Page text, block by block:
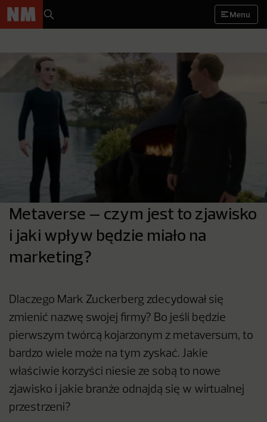
Menu
Metaverse – czym jest to zjawisko
i jaki wpływ będzie miało na
marketing?
Dlaczego Mark Zuckerberg zdecydował się
zmienić nazwę swojej firmy? Bo jeśli będzie
pierwszym twórcą kojarzonym z metaversum, to
bardzo wiele może na tym zyskać. Jakie
właściwie korzyści niesie ze sobą to nowe
zjawisko i jakie branże odnajdą się w wirtualnej
przestrzeni?